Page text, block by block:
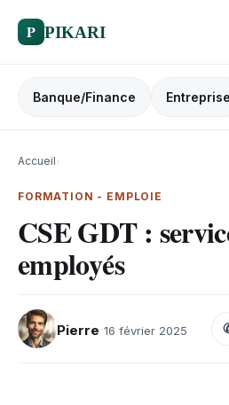
P PIKARI
Banque/Finance Entreprise
Accueil›
FORMATION - EMPLOIE
CSE GDT :
employés
Pierre 16 février 2025